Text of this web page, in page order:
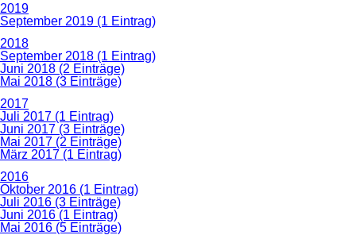
2019
September 2019 (1 Eintrag)
2018
September 2018 (1 Eintrag)
Juni 2018 (2 Einträge)
Mai 2018 (3 Einträge)
2017
Juli 2017 (1 Eintrag)
Juni 2017 (3 Einträge)
Mai 2017 (2 Einträge)
März 2017 (1 Eintrag)
2016
Oktober 2016 (1 Eintrag)
Juli 2016 (3 Einträge)
Juni 2016 (1 Eintrag)
Mai 2016 (5 Einträge)